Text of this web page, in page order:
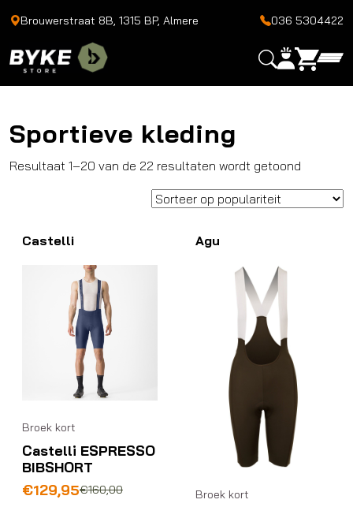
Brouwerstraat 8B, 1315 BP, Almere 036 5304422
Sportieve kleding
Resultaat 1–20 van de 22 resultaten wordt getoond
op
Castelli
Broek kort
Castelli ESPRESSO
BIBSHORT
€160,00
Oorspronkelijke
€129,95
Huidige
Agu
Broek kort